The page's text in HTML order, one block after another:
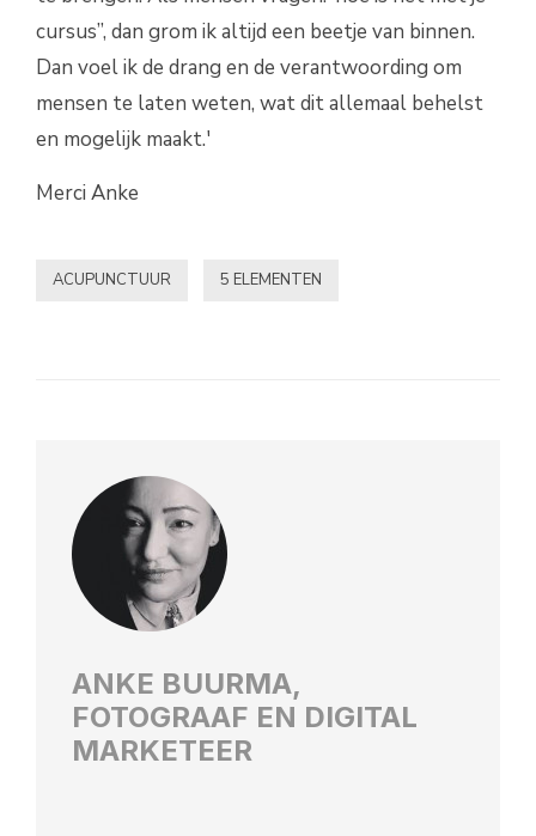
cursus”, dan grom ik altijd een beetje van binnen.
Dan voel ik de drang en de verantwoording om
mensen te laten weten, wat dit allemaal behelst
en mogelijk maakt.'
Merci Anke
ACUPUNCTUUR 5 ELEMENTEN
ANKE BUURMA,
FOTOGRAAF EN DIGITAL
MARKETEER